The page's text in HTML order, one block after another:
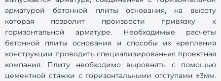
арматурой бетонной плиты основания, на высоту
которая позволит произвести привязку к
горизонтальной арматуре. Необходимые расчеты
бетонной плиты основания и способы их крепления
конструкции проводить специализированная проектная
компания. Плиту необходимо выровнять с помощью
цементной стяжки с горизонтальными отступами ±3мм.